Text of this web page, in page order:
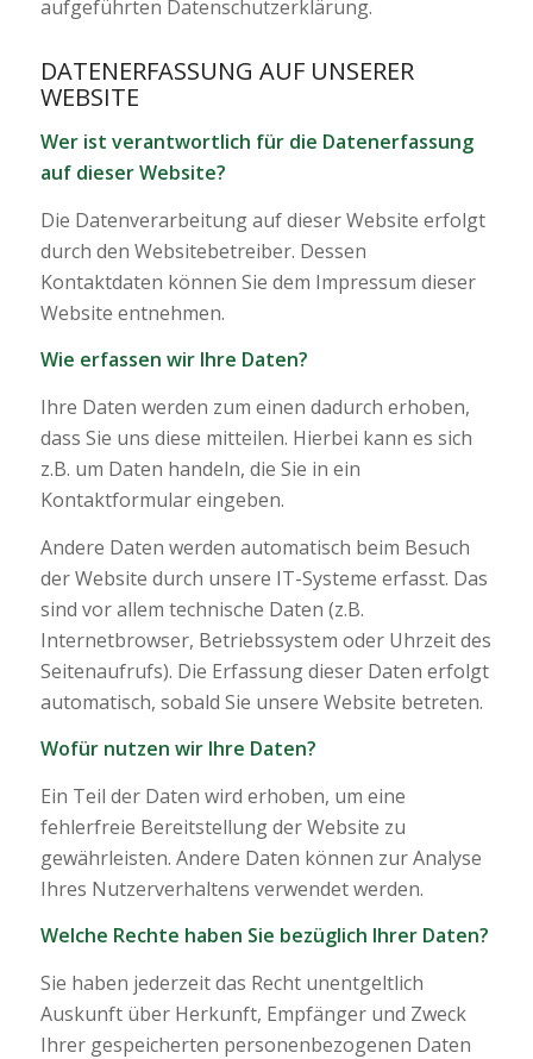
aufgeführten Datenschutzerklärung.
DATENERFASSUNG AUF UNSERER
WEBSITE
Wer ist verantwortlich für die Datenerfassung
auf dieser Website?
Die Datenverarbeitung auf dieser Website erfolgt
durch den Websitebetreiber. Dessen
Kontaktdaten können Sie dem Impressum dieser
Website entnehmen.
Wie erfassen wir Ihre Daten?
Ihre Daten werden zum einen dadurch erhoben,
dass Sie uns diese mitteilen. Hierbei kann es sich
z.B. um Daten handeln, die Sie in ein
Kontaktformular eingeben.
Andere Daten werden automatisch beim Besuch
der Website durch unsere IT-Systeme erfasst. Das
sind vor allem technische Daten (z.B.
Internetbrowser, Betriebssystem oder Uhrzeit des
Seitenaufrufs). Die Erfassung dieser Daten erfolgt
automatisch, sobald Sie unsere Website betreten.
Wofür nutzen wir Ihre Daten?
Ein Teil der Daten wird erhoben, um eine
fehlerfreie Bereitstellung der Website zu
gewährleisten. Andere Daten können zur Analyse
Ihres Nutzerverhaltens verwendet werden.
Welche Rechte haben Sie bezüglich Ihrer Daten?
Sie haben jederzeit das Recht unentgeltlich
Auskunft über Herkunft, Empfänger und Zweck
Ihrer gespeicherten personenbezogenen Daten